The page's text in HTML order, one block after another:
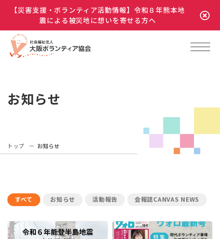
【災害支援・ボランティア活動情報】令和８年熊本地
震による被災地に想いを寄せる方へ
お知らせ
トップ お知らせ
すべて お知らせ 活動報告 会報誌CANVAS NEWS